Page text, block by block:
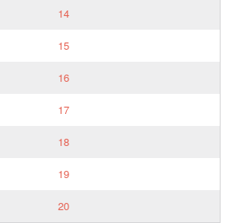
14
15
16
17
18
19
20